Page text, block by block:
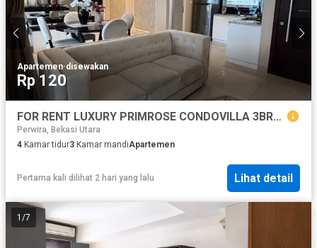
Apartemen·disewakan
Rp 120
FOR RENT LUXURY PRIMROSE CONDOVILLA 3BR+1
Perwira, Bekasi Utara
4 Kamar tidur3 Kamar mandiApartemen
Pertama kali dilihat 2 hari yang lalu Lihat detail
1 /7